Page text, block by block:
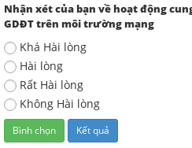
Nhận xét của bạn về hoạt động
GDĐT trên môi trường mạng
Khá Hài lòng
Hài lòng
Rất Hài lòng
Không Hài lòng